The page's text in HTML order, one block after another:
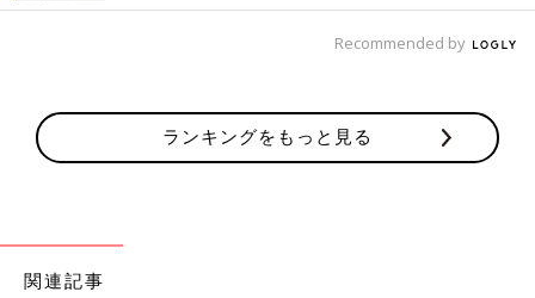
Recommended by
ランキングをもっと見る
関連記事